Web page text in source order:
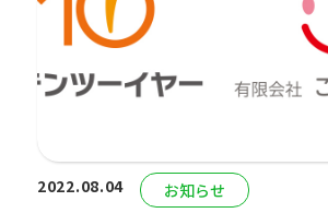
2022.08.04
お知らせ